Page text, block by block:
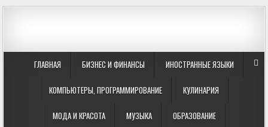
ГЛАВНАЯ БИЗНЕС И ФИНАНСЫ ИНОСТРАННЫЕ ЯЗЫКИ
КОМПЬЮТЕРЫ, ПРОГРАММИРОВАНИЕ КУЛИНАРИЯ
МОДА И КРАСОТА МУЗЫКА ОБРАЗОВАНИЕ